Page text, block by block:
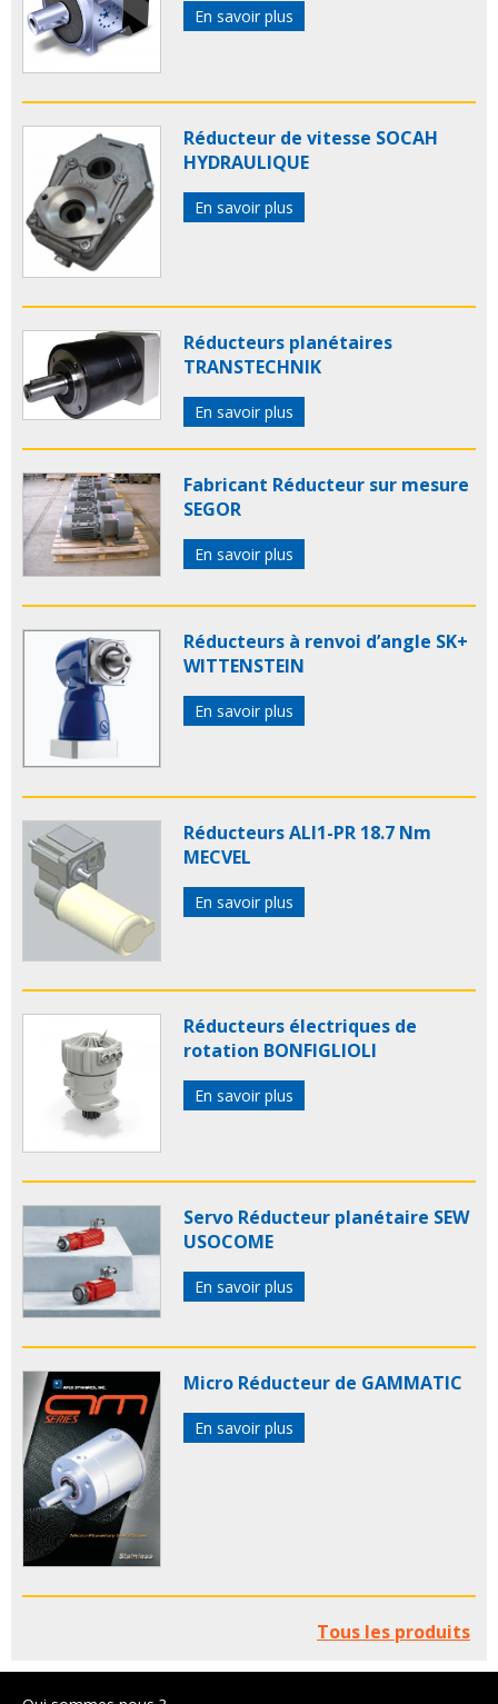
En savoir plus
Réducteur de vitesse SOCAH
HYDRAULIQUE
En savoir plus
Réducteurs planétaires
TRANSTECHNIK
En savoir plus
Fabricant Réducteur sur mesure
SEGOR
En savoir plus
Réducteurs à renvoi d’angle SK+
WITTENSTEIN
En savoir plus
Réducteurs ALI1-PR 18.7 Nm
MECVEL
En savoir plus
Réducteurs électriques de
rotation BONFIGLIOLI
En savoir plus
Servo Réducteur planétaire SEW
USOCOME
En savoir plus
Micro Réducteur de GAMMATIC
En savoir plus
Tous les produits